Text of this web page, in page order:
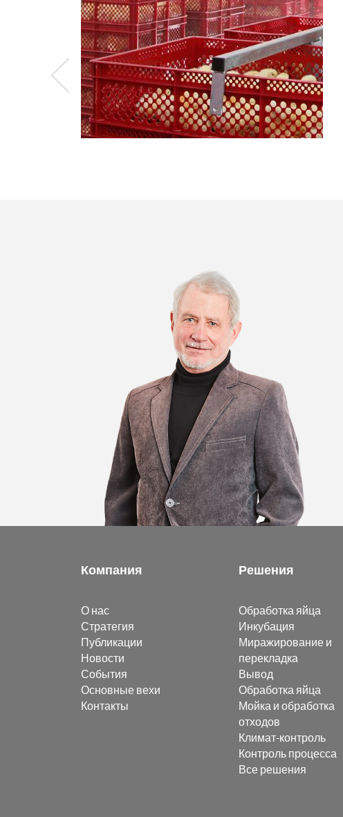
Компания
О нас
Стратегия
Публикации
Новости
События
Основные вехи
Контакты
Решения
Обработка яйца
Инкубация
Миражирование и
перекладка
Вывод
Обработка яйца
Мойка и обработка
отходов
Климат-контроль
Контроль процесса
Все решения